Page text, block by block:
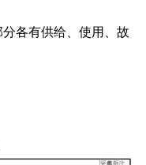
各有供给、使用、故